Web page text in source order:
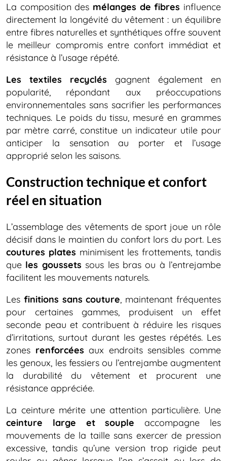
La composition des mélanges de fibres influence
directement la longévité du vêtement : un équilibre
entre fibres naturelles et synthétiques offre souvent
le meilleur compromis entre confort immédiat et
résistance à l’usage répété.
Les textiles recyclés gagnent également en
popularité, répondant aux préoccupations
environnementales sans sacrifier les performances
techniques. Le poids du tissu, mesuré en grammes
par mètre carré, constitue un indicateur utile pour
anticiper la sensation au porter et l’usage
approprié selon les saisons.
Construction technique et confort
réel en situation
L’assemblage des vêtements de sport joue un rôle
décisif dans le maintien du confort lors du port. Les
coutures plates minimisent les frottements, tandis
que les goussets sous les bras ou à l’entrejambe
facilitent les mouvements naturels.
Les finitions sans couture, maintenant fréquentes
pour certaines gammes, produisent un effet
seconde peau et contribuent à réduire les risques
d’irritations, surtout durant les gestes répétés. Les
zones renforcées aux endroits sensibles comme
les genoux, les fessiers ou l’entrejambe augmentent
la durabilité du vêtement et procurent une
résistance appréciée.
La ceinture mérite une attention particulière. Une
ceinture large et souple accompagne les
mouvements de la taille sans exercer de pression
excessive, tandis qu’une version trop rigide peut